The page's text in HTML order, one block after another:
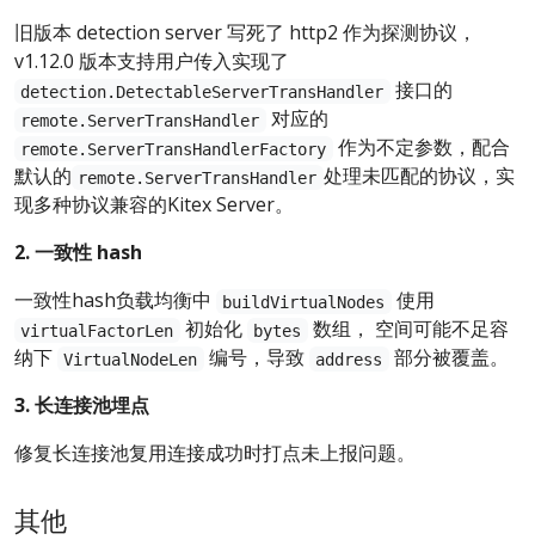
旧版本 detection server 写死了 http2 作为探测协议，
v1.12.0 版本支持用户传入实现了
detection.DetectableServerTransHandler 接口的
remote.ServerTransHandler 对应的
remote.ServerTransHandlerFactory
作为不定参数，配合
默认的 remote.ServerTransHandler 处理未匹配的协议，实
现多种协议兼容的Kitex Server。
2. 一致性 hash
一致性hash负载均衡中
buildVirtualNodes 使用
virtualFactorLen 初始化 bytes
数组， 空间可能不足容
纳下 VirtualNodeLen 编号，导致 address
部分被覆盖。
3. 长连接池埋点
修复长连接池复用连接成功时打点未上报问题。
其他